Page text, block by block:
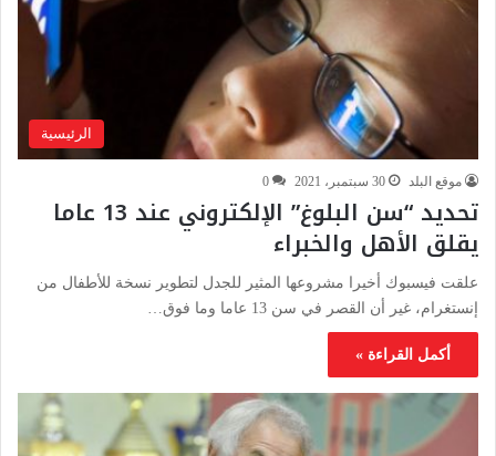
الرئيسية
موقع البلد 30 سبتمبر، 2021 0
تحديد “سن البلوغ” الإلكتروني عند 13 عاما
يقلق الأهل والخبراء
علقت فيسبوك أخيرا مشروعها المثير للجدل لتطوير نسخة للأطفال من
إنستغرام، غير أن القصر في سن 13 عاما وما فوق…
أكمل القراءة »